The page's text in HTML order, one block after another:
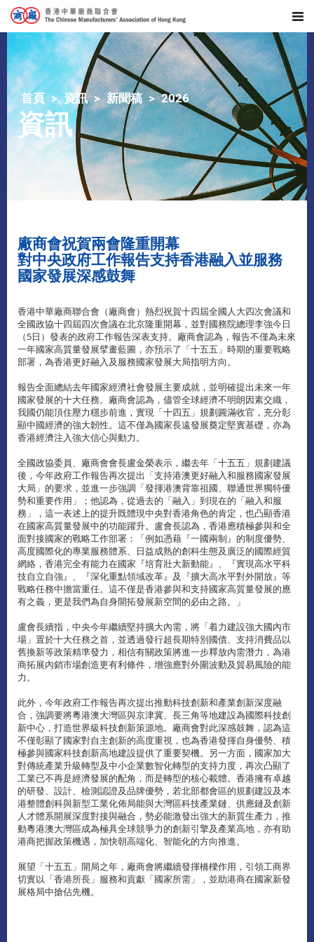
首頁 資訊 新聞稿 2026
資訊
廠商會祝賀兩會隆重開幕
對中央政府工作報告支持香港融入並服務
國家發展深感鼓舞
香港中華廠商聯合會（廠商會）熱烈祝賀十四屆全國人大四次會議和
全國政協十四屆四次會議在北京隆重開幕，並對國務院總理李強今日
（5日）發表的政府工作報告深表支持。廠商會認為，報告不僅為未來
一年國家高質量發展擘畫藍圖，亦預示了「十五五」時期的重要戰略
部署，為香港更好融入及服務國家發展大局指明方向。
報告全面總結去年國家經濟社會發展主要成就，並明確提出未來一年
國家發展的十大任務。廠商會認為，儘管全球經濟不明朗因素交織，
我國仍能頂住壓力穩步前進，實現「十四五」規劃圓滿收官，充分彰
顯中國經濟的強大韌性。這不僅為國家長遠發展奠定堅實基礎，亦為
香港經濟注入強大信心與動力。
全國政協委員、廠商會會長盧金榮表示，繼去年「十五五」規劃建議
後，今年政府工作報告再次提出「支持港澳更好融入和服務國家發展
大局」的要求，並進一步強調「發揮港澳背靠祖國、聯通世界獨特優
勢和重要作用」；他認為，從過去的「融入」到現在的「融入和服
務」，這一表述上的提升既體現中央對香港角色的肯定，也凸顯香港
在國家高質量發展中的功能躍升。盧會長認為，香港應積極參與和全
面對接國家的戰略工作部署：「例如憑藉『一國兩制』的制度優勢、
高度國際化的專業服務體系、日益成熟的創科生態及廣泛的國際經貿
網絡，香港完全有能力在國家『培育壯大新動能』、『實現高水平科
技自立自強』、『深化重點領域改革』及『擴大高水平對外開放』等
戰略任務中擔當重任。這不僅是香港參與和支持國家高質量發展的應
有之義，更是我們為自身開拓發展新空間的必由之路。」
盧會長續指，中央今年繼續堅持擴大內需，將「着力建設強大國內市
場」置於十大任務之首，並透過發行超長期特別國債、支持消費品以
舊換新等政策精準發力，相信有關政策將進一步釋放內需潛力，為港
商拓展內銷市場創造更有利條件，增強應對外圍波動及貿易風險的能
力。
此外，今年政府工作報告再次提出推動科技創新和產業創新深度融
合，強調要將粵港澳大灣區與京津冀、長三角等地建設為國際科技創
新中心，打造世界級科技創新策源地。廠商會對此深感鼓舞，認為這
不僅彰顯了國家對自主創新的高度重視，也為香港發揮自身優勢、積
極參與國家科技創新高地建設提供了重要契機。另一方面，國家加大
對傳統產業升級轉型及中小企業數智化轉型的支持力度，再次凸顯了
工業已不再是經濟發展的配角，而是轉型的核心載體。香港擁有卓越
的研發、設計、檢測認證及品牌優勢，若北部都會區的規劃建設及本
港整體創科與新型工業化佈局能與大灣區科技產業鏈、供應鏈及創新
人才體系開展深度對接與融合，勢必能激發出強大的新質生產力，推
動粵港澳大灣區成為極具全球競爭力的創新引擎及產業高地，亦有助
港商把握政策機遇，加快朝高端化、智能化的方向推進。
展望「十五五」開局之年，廠商會將繼續發揮橋樑作用，引領工商界
切實以「香港所長」服務和貢獻「國家所需」，並助港商在國家新發
展格局中搶佔先機。